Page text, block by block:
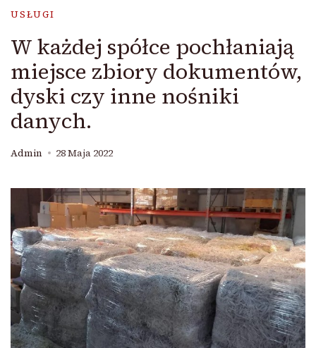
USŁUGI
W każdej spółce pochłaniają
miejsce zbiory dokumentów,
dyski czy inne nośniki
danych.
Admin 28 Maja 2022